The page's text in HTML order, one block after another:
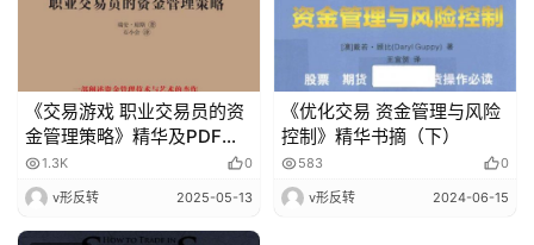
《交易游戏 职业交易员的资
金管理策略》精华及PDF下
载1.3K 0
v形反转 2025-05-13
《优化交易 资金管理与风险
控制》精华书摘（下）
583 0
v形反转 2024-06-15